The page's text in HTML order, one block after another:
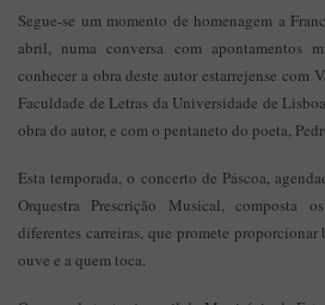
Segue-se um momento de homenagem a
abril, numa conversa com apontamentos
conhecer a obra deste autor estarrejense com
Faculdade de Letras da Universidade de
obra do autor, e com o pentaneto do poeta,
Esta temporada, o concerto de Páscoa,
Orquestra Prescrição Musical, composta
diferentes carreiras, que promete
ouve e a quem toca.